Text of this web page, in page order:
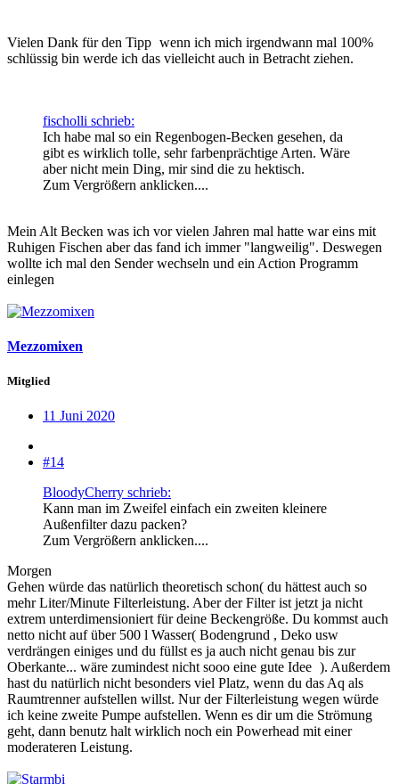
Vielen Dank für den Tipp wenn ich mich irgendwann mal 100%
schlüssig bin werde ich das vielleicht auch in Betracht ziehen.
fischolli schrieb:
Ich habe mal so ein Regenbogen-Becken gesehen, da
gibt es wirklich tolle, sehr farbenprächtige Arten. Wäre
aber nicht mein Ding, mir sind die zu hektisch.
Zum Vergrößern anklicken....
Mein Alt Becken was ich vor vielen Jahren mal hatte war eins mit
Ruhigen Fischen aber das fand ich immer "langweilig". Deswegen
wollte ich mal den Sender wechseln und ein Action Programm
einlegen
Mezzomixen
Mitglied
11 Juni 2020
#14
BloodyCherry schrieb:
Kann man im Zweifel einfach ein zweiten kleinere
Außenfilter dazu packen?
Zum Vergrößern anklicken....
Morgen
Gehen würde das natürlich theoretisch schon( du hättest auch so
mehr Liter/Minute Filterleistung. Aber der Filter ist jetzt ja nicht
extrem unterdimensioniert für deine Beckengröße. Du kommst auch
netto nicht auf über 500 l Wasser( Bodengrund , Deko usw
verdrängen einiges und du füllst es ja auch nicht genau bis zur
Oberkante... wäre zumindest nicht sooo eine gute Idee ). Außerdem
hast du natürlich nicht besonders viel Platz, wenn du das Aq als
Raumtrenner aufstellen willst. Nur der Filterleistung wegen würde
ich keine zweite Pumpe aufstellen. Wenn es dir um die Strömung
geht, dann benutz halt wirklich noch ein Powerhead mit einer
moderateren Leistung.